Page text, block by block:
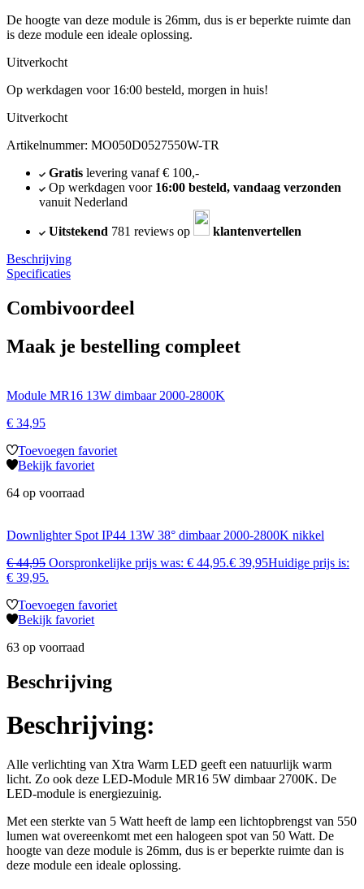
De hoogte van deze module is 26mm, dus is er beperkte ruimte dan
is deze module een ideale oplossing.
Uitverkocht
Op werkdagen voor 16:00 besteld, morgen in huis!
Uitverkocht
Artikelnummer: MO050D0527550W-TR
Gratislevering vanaf € 100,-
Op werkdagen voor 16:00 besteld, vandaag verzonden
vanuit Nederland
Uitstekend 781 reviews op
klantenvertellen
Beschrijving
Specificaties
Combivoordeel
Maak je bestelling compleet
Module MR16 13W dimbaar 2000-2800K
€ 34,95
Toevoegen favoriet
Bekijk favoriet
64 op voorraad
Downlighter Spot IP44 13W 38° dimbaar 2000-2800K nikkel
€44,95 Oorspronkelijke prijs was: € 44,95.€ 39,95Huidige prijs is:
€ 39,95.
Toevoegen favoriet
Bekijk favoriet
63 op voorraad
Beschrijving
Beschrijving:
Alle verlichting van Xtra Warm LED geeft een natuurlijk warm
licht. Zo ook deze LED-Module MR16 5W dimbaar 2700K. De
LED-module is energiezuinig.
Met een sterkte van 5 Watt heeft de lamp een lichtopbrengst van 550
lumen wat overeenkomt met een halogeen spot van 50 Watt. De
hoogte van deze module is 26mm, dus is er beperkte ruimte dan is
deze module een ideale oplossing.